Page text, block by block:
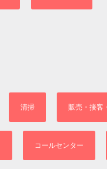
清掃 販売・接客
コールセンター